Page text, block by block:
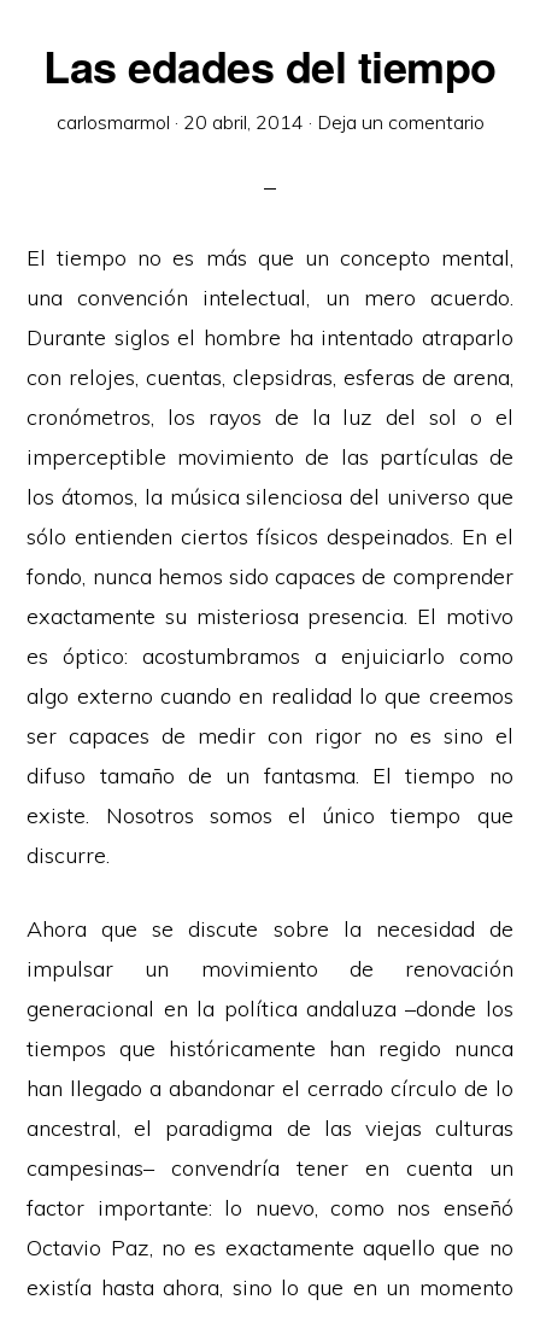
Las edades del tiempo
carlosmarmol · 20 abril, 2014 · Deja un comentario
El tiempo no es más que un concepto mental,
una convención intelectual, un mero acuerdo.
Durante siglos el hombre ha intentado atraparlo
con relojes, cuentas, clepsidras, esferas de arena,
cronómetros, los rayos de la luz del sol o el
imperceptible movimiento de las partículas de
los átomos, la música silenciosa del universo que
sólo entienden ciertos físicos despeinados. En el
fondo, nunca hemos sido capaces de comprender
exactamente su misteriosa presencia. El motivo
es óptico: acostumbramos a enjuiciarlo como
algo externo cuando en realidad lo que creemos
ser capaces de medir con rigor no es sino el
difuso tamaño de un fantasma. El tiempo no
existe. Nosotros somos el único tiempo que
discurre.
Ahora que se discute sobre la necesidad de
impulsar un movimiento de renovación
generacional en la política andaluza –donde los
tiempos que históricamente han regido nunca
han llegado a abandonar el cerrado círculo de lo
ancestral, el paradigma de las viejas culturas
campesinas– convendría tener en cuenta un
factor importante: lo nuevo, como nos enseñó
Octavio Paz, no es exactamente aquello que no
existía hasta ahora, sino lo que en un momento